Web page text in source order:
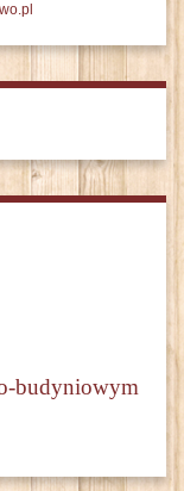
budyniowym